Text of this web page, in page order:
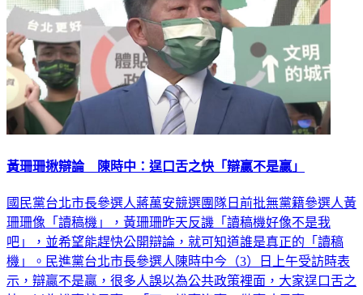
黃珊珊揪辯論 陳時中：逞口舌之快「辯贏不是贏」
國民黨台北市長參選人蔣萬安競選團隊日前批無黨籍參選人黃
珊珊像「讀稿機」，黃珊珊昨天反譏「讀稿機好像不是我
吧」，並希望能趕快公開辯論，就可知道誰是真正的「讀稿
機」。民進黨台北市長參選人陳時中今（3）日上午受訪時表
示，辯贏不是贏，很多人誤以為公共政策裡面，大家逞口舌之